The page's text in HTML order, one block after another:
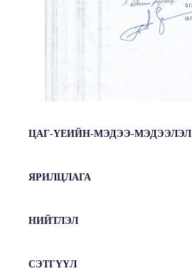
ЦАГ-ҮЕИЙН-МЭДЭЭ-МЭДЭЭЛЭЛ
ЯРИЛЦЛАГА
НИЙТЛЭЛ
СЭТГҮҮЛ